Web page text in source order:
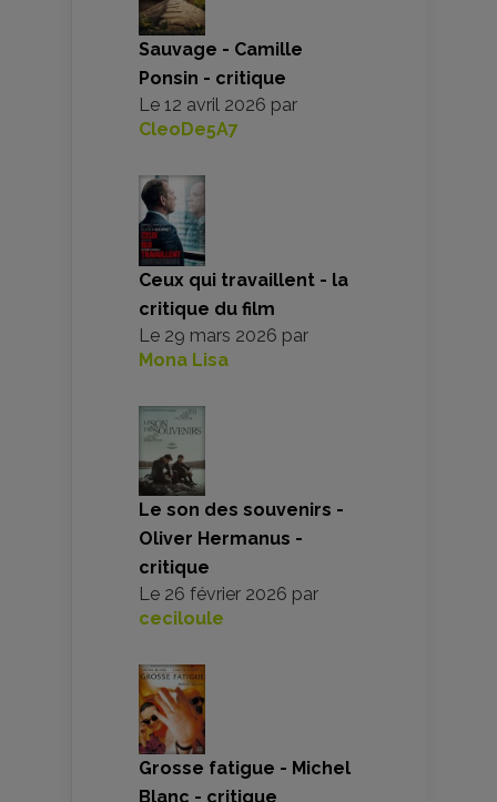
Sauvage - Camille
Ponsin - critique
Le 12 avril 2026 par
CleoDe5A7
Ceux qui travaillent - la
critique du film
Le 29 mars 2026 par
Mona Lisa
Le son des souvenirs -
Oliver Hermanus -
critique
Le 26 février 2026 par
ceciloule
Grosse fatigue - Michel
Blanc - critique